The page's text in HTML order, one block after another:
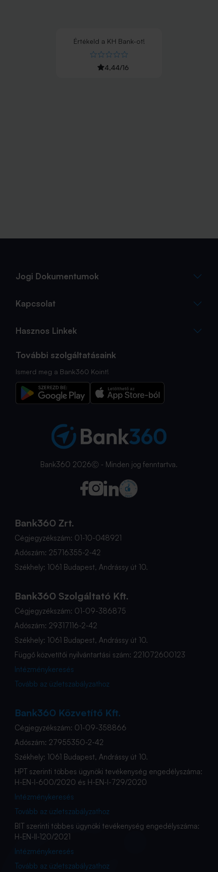
Értékeld a KH Bank-ot!
4,44/16
Jogi Dokumentumok
Kapcsolat
Hasznos Linkek
További szolgáltatásaink
Ismerd meg a Bank360 Koint!
Bank360 2026Ⓒ - Minden jog fenntartva.
Bank360 Zrt.
Cégjegyzékszám: 01-10-048921
Adószám: 25716355-2-42
Székhely: 1061 Budapest, Andrássy út 10.
Bank360 Szolgáltató Kft.
Cégjegyzékszám: 01-09-386875
Adószám: 29317116-2-42
Székhely: 1061 Budapest, Andrássy út 10.
Függő közvetítői nyilvántartási szám: 221072600123
Intézménykeresés
Tovább az üzletszabályzathoz
Bank360 Közvetítő Kft.
Cégjegyzékszám: 01-09-358866
Adószám: 27955350-2-42
Székhely: 1061 Budapest, Andrássy út 10.
HPT szerinti többes ügynöki tevékenység engedélyszáma:
H-EN-I-600/2020 és H-EN-I-729/2020
Intézménykeresés
Tovább az üzletszabályzathoz
BIT szerinti többes ügynöki tevékenység engedélyszáma:
H-EN-II-120/2021
Intézménykeresés
Tovább az üzletszabályzathoz